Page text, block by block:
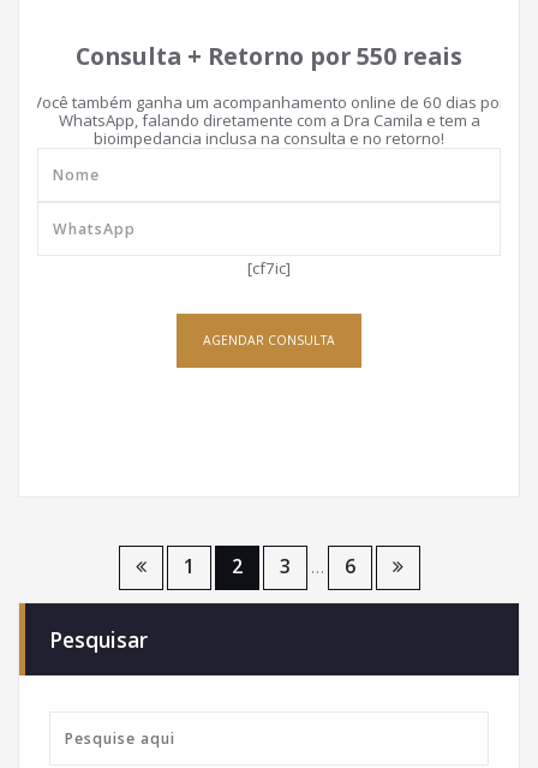
Consulta + Retorno por 550 reais
Você também ganha um acompanhamento online de 60 dias por
WhatsApp, falando diretamente com a Dra Camila e tem a
bioimpedancia inclusa na consulta e no retorno!
[cf7ic]
AGENDAR CONSULTA
Paginação
posts
1 2 3 … 6
Pesquisar